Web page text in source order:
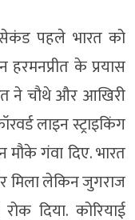
पहले भारत को
हरमनप्रीत के प्रयास
ने चौथे और आखिरी
लाइन स्ट्राइकिंग
गंवा दिए. भारत
मिला लेकिन जुगराज
दिया. कोरियाई